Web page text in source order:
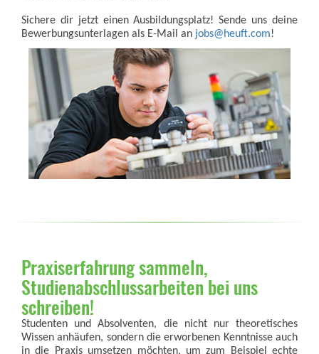
Sichere dir jetzt einen Ausbildungsplatz! Sende uns deine
Bewerbungsunterlagen als E-Mail an jobs@heuft.com!
Praxiserfahrung sammeln,
Studienabschlussarbeiten bei uns
schreiben!
Studenten und Absolventen, die nicht nur theoretisches
Wissen anhäufen, sondern die erworbenen Kenntnisse auch
in die Praxis umsetzen möchten, um zum Beispiel echte